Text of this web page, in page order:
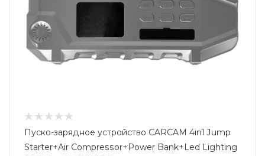
Пуско-зарядное устройство CARCAM 4in1 Jump
Starter+Air Compressor+Power Bank+Led Lighting